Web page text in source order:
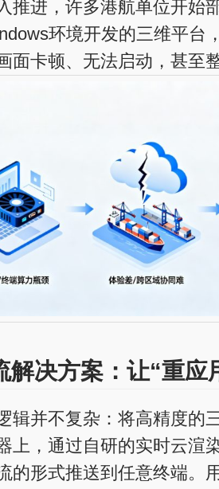
推进，许多港航单位开始
环境开发的三维平台
卡顿、无法启动，甚至
解决方案 ：让“重应
辑并不复杂：将高精度的
上，通过自研的实时云渲
的形式推送到任意终端。